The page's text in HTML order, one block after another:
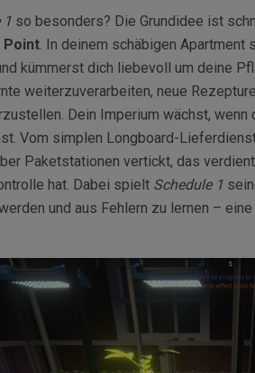
1 so besonders? Die Grundidee ist
Point . In deinem schäbigen
kümmerst dich liebevoll um deine
weiterzuverarbeiten, neue
Dein Imperium wächst,
Vom simplen Longboard-
Paketstationen vertickt, das
hat. Dabei spielt Schedule 1
und aus Fehlern zu lernen –